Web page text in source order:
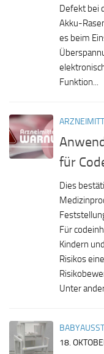
Defekt bei
Akku-
es beim
Funktion...
für
Dies
Für
Kindern
Risikos
Unter
18.